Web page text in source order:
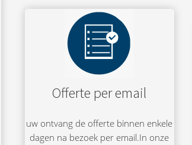
Offerte per email
uw ontvang de offerte binnen enkele
dagen na bezoek per email.In onze